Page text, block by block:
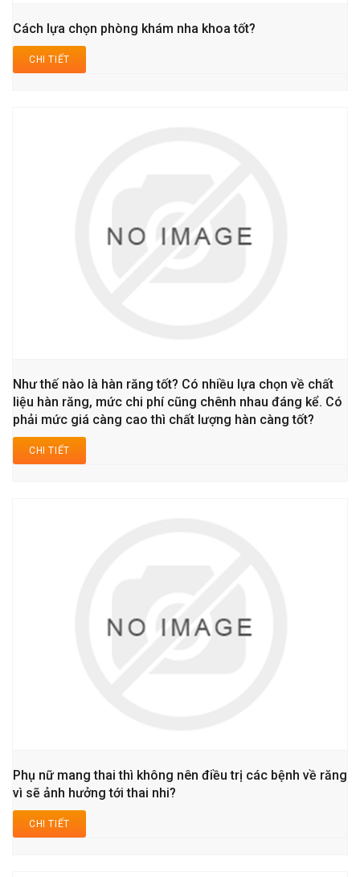
Cách lựa chọn phòng khám nha khoa tốt?
CHI TIẾT
Như thế nào là hàn răng tốt? Có nhiều lựa chọn về chất
liệu hàn răng, mức chi phí cũng chênh nhau đáng kể. Có
phải mức giá càng cao thì chất lượng hàn càng tốt?
CHI TIẾT
Phụ nữ mang thai thì không nên điều trị các bệnh về răng
vì sẽ ảnh hưởng tới thai nhi?
CHI TIẾT